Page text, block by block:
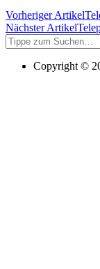
Vorheriger Artikel
Nächster Artikel
Suche
Copyright ©